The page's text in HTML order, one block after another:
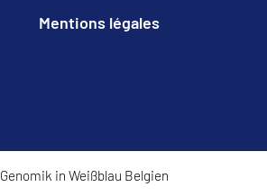
Mentions légales
Genomik in Weißblau Belgien